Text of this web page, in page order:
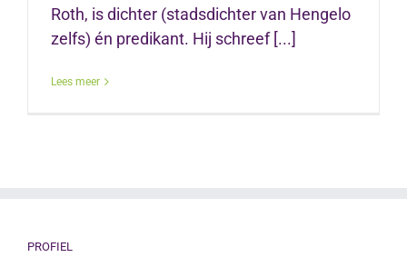
Roth, is dichter (stadsdichter van Hengelo
zelfs) én predikant. Hij schreef [...]
Lees meer
PROFIEL